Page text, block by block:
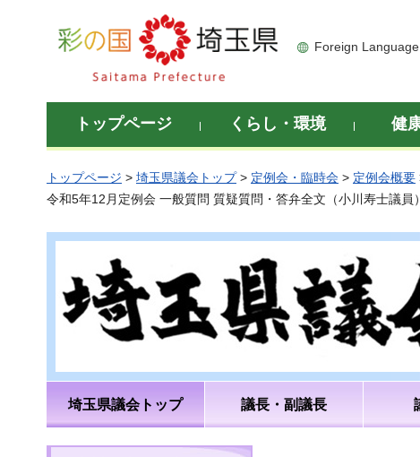
彩の国 埼玉県
Foreign Language
トップページ くらし・環境 健
トップページ > 埼玉県議会トップ> 定例会・臨時会 > 定例会概要
令和5年12月定例会 一般質問 質疑質問・答弁全文（小川寿士議員）
埼玉県議会トップ 議長・副議長